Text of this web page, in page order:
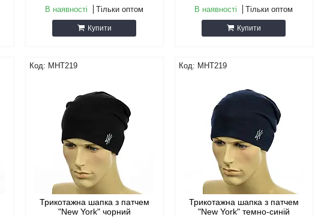
В наявності Тільки оптом
Купити
В наявності Тільки оптом
Купити
MHT219
Трикотажна шапка з патчем
"New York" чорний
MHT219
Трикотажна шапка з патчем
"New York" темно-синій